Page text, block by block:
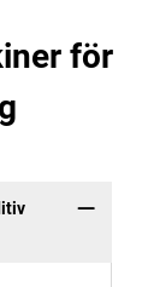
för